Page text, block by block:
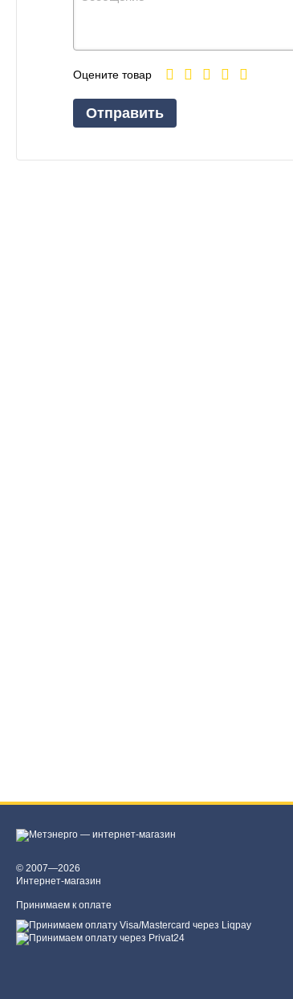
Оцените товар
Отправить
© 2007—2026
Интернет-магазин
Принимаем к оплате